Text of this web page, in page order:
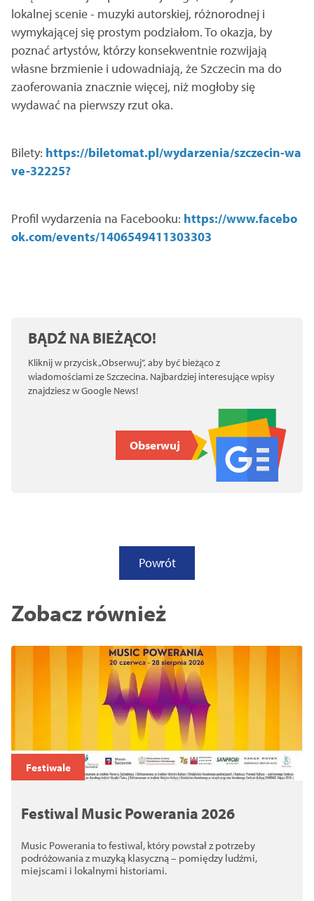
lokalnej scenie - muzyki autorskiej, różnorodnej i
wymykającej się prostym podziałom. To okazja, by
poznać artystów, którzy konsekwentnie rozwijają
własne brzmienie i udowadniają, że Szczecin ma do
zaoferowania znacznie więcej, niż mogłoby się
wydawać na pierwszy rzut oka.
Bilety: https://biletomat.pl/wydarzenia/szczecin-wa
ve-32225?
Profil wydarzenia na Facebooku: https://www.facebo
ok.com/events/1406549411303303
BĄDŹ NA BIEŻĄCO!
Kliknij w przycisk „Obserwuj”, aby być bieżąco z
wiadomościami ze Szczecina. Najbardziej interesujące wpisy
znajdziesz w Google News!
Obserwuj
Powrót
Zobacz również
Festiwale
Festiwal Music Powerania 2026
Music Powerania to festiwal, który powstał z potrzeby
podróżowania z muzyką klasyczną – pomiędzy ludźmi,
miejscami i lokalnymi historiami.